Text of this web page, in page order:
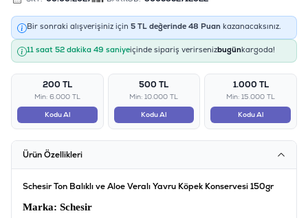
Bir sonraki alışverişiniz için 5 TL değerinde 48 Puan kazanacaksınız.
11 saat 52 dakika 49 saniyeiçinde sipariş verirsenizbugünkargoda!
200 TL
Min: 6.000 TL
Kodu Al
500 TL
Min: 10.000 TL
Kodu Al
1.000 TL
Min: 15.000 TL
Kodu Al
Ürün Özellikleri
Schesir Ton Balıklı ve Aloe Veralı Yavru Köpek Konservesi 150gr
Marka: Schesir